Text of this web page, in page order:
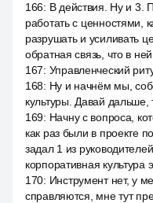
166: В действия. Ну и 3.
работать с ценностями,
разрушать и усиливать
обратная связь, что в
167: Управленческий
168: Ну и начнём мы,
культуры. Давай
169: Начну с вопроса,
как раз были в проекте
задал 1 из
корпоративная
170: Инструмент нет, у
справляются, мне тут